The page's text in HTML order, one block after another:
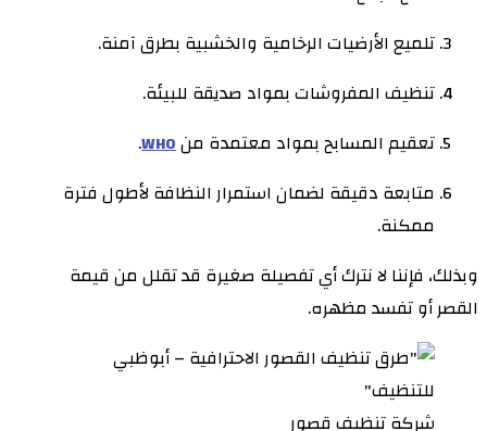
تلميع الأرضيات الرخامية والخشبية بطرق آمنة.
تنظيف المفروشات بمواد صديقة للبيئة.
تعقيم المسابح بمواد معتمدة منWHO
.
متابعة دقيقة لضمان استمرار النظافة لأطول فترة
ممكنة.
وبذلك، فإننا لا نترك أي تفصيلة صغيرة قد تقلل من قيمة
القصر أو تفسد مظهره.
شركة تنظيف قصور